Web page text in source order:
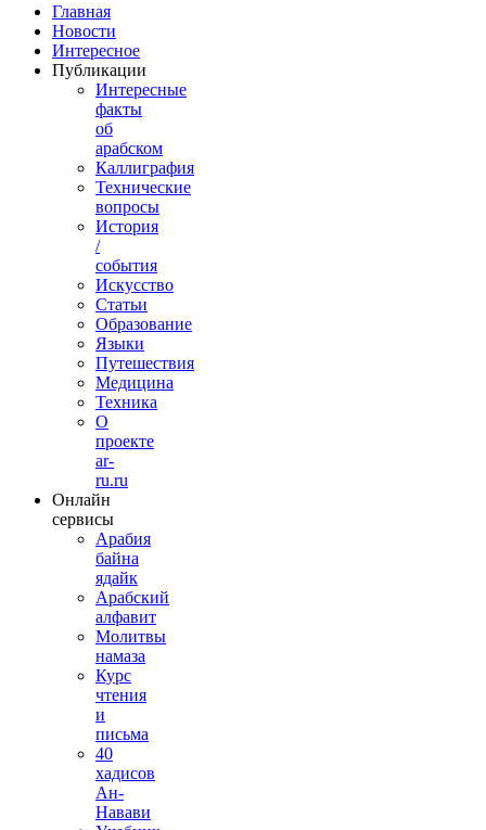
Главная
Новости
Интересное
Публикации
Интересные
факты
об
арабском
Каллиграфия
Технические
вопросы
История
/
события
Искусство
Статьи
Образование
Языки
Путешествия
Медицина
Техника
О
проекте
ar-
ru.ru
Онлайн
сервисы
Арабия
байна
ядайк
Арабский
алфавит
Молитвы
намаза
Курс
чтения
и
письма
40
хадисов
Ан-
Навави